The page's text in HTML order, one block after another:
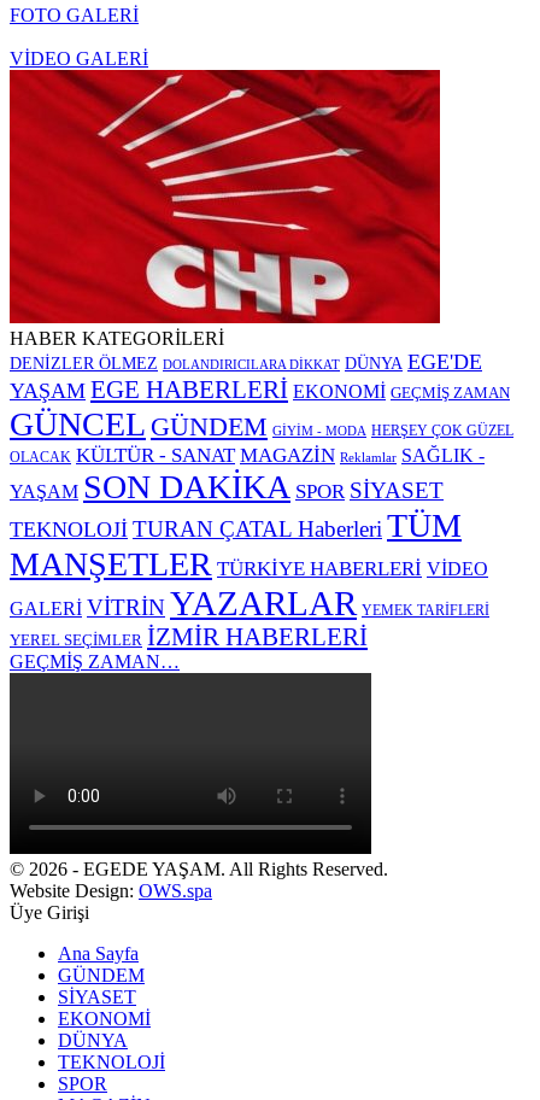
FOTO GALERİ
VİDEO GALERİ
HABER KATEGORİLERİ
DENİZLER ÖLMEZ DOLANDIRICILARA DİKKAT DÜNYA EGE'DE
YAŞAM EGE HABERLERİ EKONOMİ GEÇMİŞ ZAMAN
GÜNCEL GÜNDEM GİYİM - MODA HERŞEY ÇOK GÜZEL
OLACAK KÜLTÜR - SANAT MAGAZİN Reklamlar SAĞLIK -
YAŞAM SON DAKİKA SPOR SİYASET
TEKNOLOJİ TURAN ÇATAL Haberleri TÜM
MANŞETLER TÜRKİYE HABERLERİ VİDEO
GALERİ VİTRİNYAZARLAR YEMEK TARİFLERİ
YEREL SEÇİMLER İZMİR HABERLERİ
GEÇMİŞ ZAMAN…
© 2026 - EGEDE YAŞAM. All Rights Reserved.
Website Design: OWS.spa
Üye Girişi
Ana Sayfa
GÜNDEM
SİYASET
EKONOMİ
DÜNYA
TEKNOLOJİ
SPOR